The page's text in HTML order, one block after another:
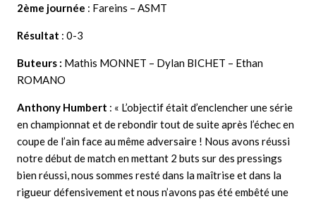
2ème journée : Fareins – ASMT
Résultat : 0-3
Buteurs : Mathis MONNET – Dylan BICHET – Ethan
ROMANO
Anthony Humbert : « L’objectif était d’enclencher une série
en championnat et de rebondir tout de suite après l’échec en
coupe de l’ain face au même adversaire ! Nous avons réussi
notre début de match en mettant 2 buts sur des pressings
bien réussi, nous sommes resté dans la maîtrise et dans la
rigueur défensivement et nous n’avons pas été embêté une